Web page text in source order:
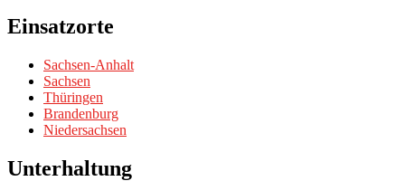
Einsatzorte
Sachsen-Anhalt
Sachsen
Thüringen
Brandenburg
Niedersachsen
Unterhaltung